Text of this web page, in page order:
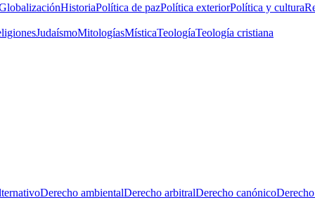
HistoriaPolítica de pazPolítica exteriorPolítica y cultura
JudaísmoMitologíasMísticaTeologíaTeología cristiana
Derecho ambientalDerecho arbitralDerecho canónico